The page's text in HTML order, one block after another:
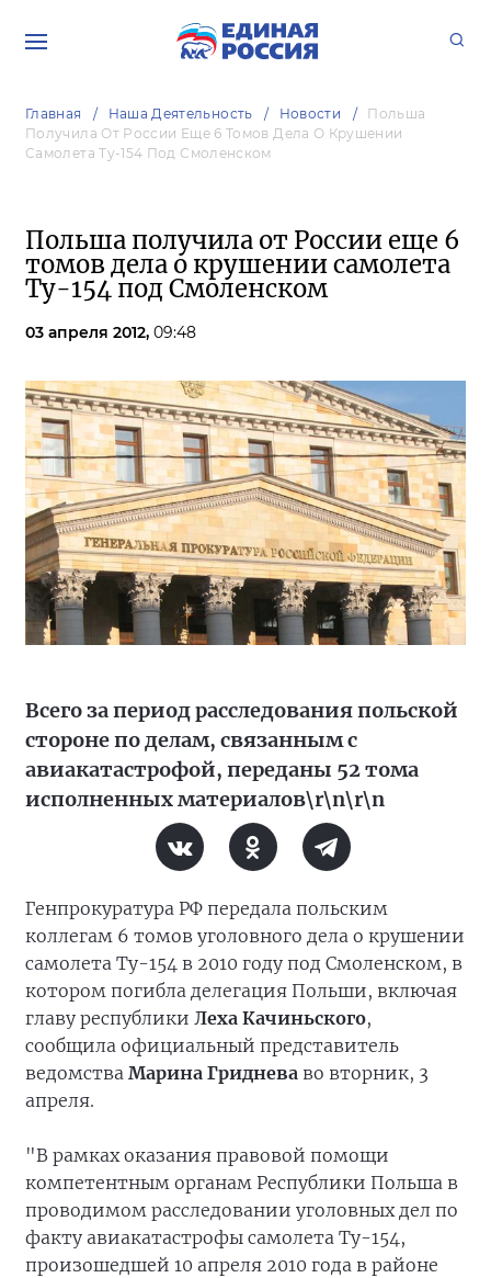
Главная Наша Деятельность Новости
Польша
Получила От России Еще 6 Томов Дела О Крушении
Самолета Ту-154 Под Смоленском
Польша получила от России еще 6
томов дела о крушении самолета
Ту-154 под Смоленском
03 апреля 2012, 09:48
Всего за период расследования польской
стороне по делам, связанным с
авиакатастрофой, переданы 52 тома
исполненных материалов\r\n\r\n
Генпрокуратура РФ передала польским
коллегам 6 томов уголовного дела о крушении
самолета Ту-154 в 2010 году под Смоленском, в
котором погибла делегация Польши, включая
главу республики Леха Качиньского,
сообщила официальный представитель
ведомства Марина Гриднева во вторник, 3
апреля.
"В рамках оказания правовой помощи
компетентным органам Республики Польша в
проводимом расследовании уголовных дел по
факту авиакатастрофы самолета Ту-154,
произошедшей 10 апреля 2010 года в районе